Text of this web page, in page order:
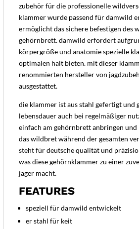
zubehör für die professionelle
klammer wurde passend für damwild
ermöglicht das sichere befestigen des
gehörnbrett. damwild erfordert
körpergröße und anatomie spezielle
optimalen halt bieten. mit dieser
renommierten hersteller von
ausgestattet.
die klammer ist aus stahl gefertigt und
lebensdauer auch bei regelmäßiger
einfach am gehörnbrett anbringen
das wildbret während der gesamten
steht für deutsche qualität und
was diese gehörnklammer zu einer
jäger macht.
FEATURES
speziell für damwild entwickelt
er stahl für keit